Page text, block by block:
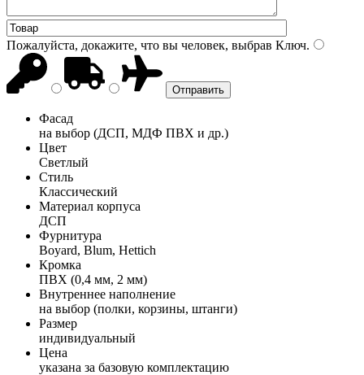
Пожалуйста, докажите, что вы человек, выбрав Ключ.
Фасад
на выбор (ДСП, МДФ ПВХ и др.)
Цвет
Светлый
Стиль
Классический
Материал корпуса
ДСП
Фурнитура
Boyard, Blum, Hettich
Кромка
ПВХ (0,4 мм, 2 мм)
Внутреннее наполнение
на выбор (полки, корзины, штанги)
Размер
индивидуальный
Цена
указана за базовую комплектацию